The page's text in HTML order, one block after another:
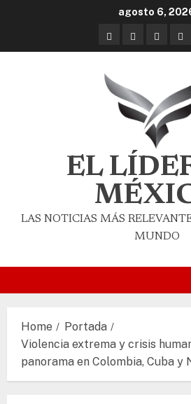
agosto 6,
EL
LAS NOTICIAS MÁS
MUNDO
Home
Portada
Violencia extrema y crisis
panorama en Colombia, Cuba y